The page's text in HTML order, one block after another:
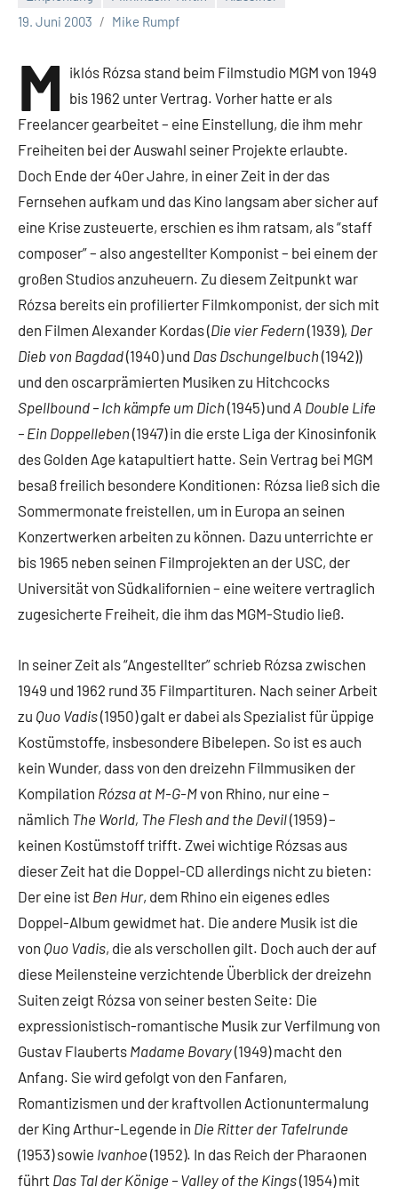
19. Juni 2003
Mike Rumpf
M iklós Rózsa stand beim Filmstudio MGM von 1949
bis 1962 unter Vertrag. Vorher hatte er als
Freelancer gearbeitet – eine Einstellung, die ihm mehr
Freiheiten bei der Auswahl seiner Projekte erlaubte.
Doch Ende der 40er Jahre, in einer Zeit in der das
Fernsehen aufkam und das Kino langsam aber sicher auf
eine Krise zusteuerte, erschien es ihm ratsam, als “staff
composer” – also angestellter Komponist – bei einem der
großen Studios anzuheuern. Zu diesem Zeitpunkt war
Rózsa bereits ein profilierter Filmkomponist, der sich mit
den Filmen Alexander Kordas (Die vier Federn (1939), Der
Dieb von Bagdad(1940) und Das Dschungelbuch (1942))
und den oscarprämierten Musiken zu Hitchcocks
Spellbound – Ich kämpfe um Dich (1945) und A Double Life
– Ein Doppelleben (1947) in die erste Liga der Kinosinfonik
des Golden Age katapultiert hatte. Sein Vertrag bei MGM
besaß freilich besondere Konditionen: Rózsa ließ sich die
Sommermonate freistellen, um in Europa an seinen
Konzertwerken arbeiten zu können. Dazu unterrichte er
bis 1965 neben seinen Filmprojekten an der USC, der
Universität von Südkalifornien – eine weitere vertraglich
zugesicherte Freiheit, die ihm das MGM-Studio ließ.
In seiner Zeit als “Angestellter” schrieb Rózsa zwischen
1949 und 1962 rund 35 Filmpartituren. Nach seiner Arbeit
zu Quo Vadis(1950) galt er dabei als Spezialist für üppige
Kostümstoffe, insbesondere Bibelepen. So ist es auch
kein Wunder, dass von den dreizehn Filmmusiken der
Kompilation Rózsa at M-G-Mvon Rhino, nur eine –
nämlich The World, The Flesh and the Devil(1959) –
keinen Kostümstoff trifft. Zwei wichtige Rózsas aus
dieser Zeit hat die Doppel-CD allerdings nicht zu bieten:
Der eine ist Ben Hur, dem Rhino ein eigenes edles
Doppel-Album gewidmet hat. Die andere Musik ist die
von Quo Vadis, die als verschollen gilt. Doch auch der auf
diese Meilensteine verzichtende Überblick der dreizehn
Suiten zeigt Rózsa von seiner besten Seite: Die
expressionistisch-romantische Musik zur Verfilmung von
Gustav Flauberts Madame Bovary(1949) macht den
Anfang. Sie wird gefolgt von den Fanfaren,
Romantizismen und der kraftvollen Actionuntermalung
der King Arthur-Legende in Die Ritter der Tafelrunde
(1953) sowie Ivanhoe (1952). In das Reich der Pharaonen
führt Das Tal der Könige – Valley of the Kings(1954) mit